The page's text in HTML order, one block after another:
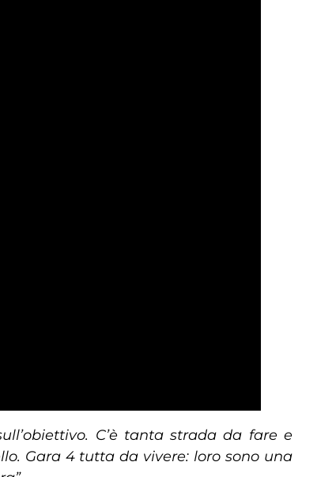
C’è tanta strada da fare e
Gara 4 tutta da vivere: loro sono una